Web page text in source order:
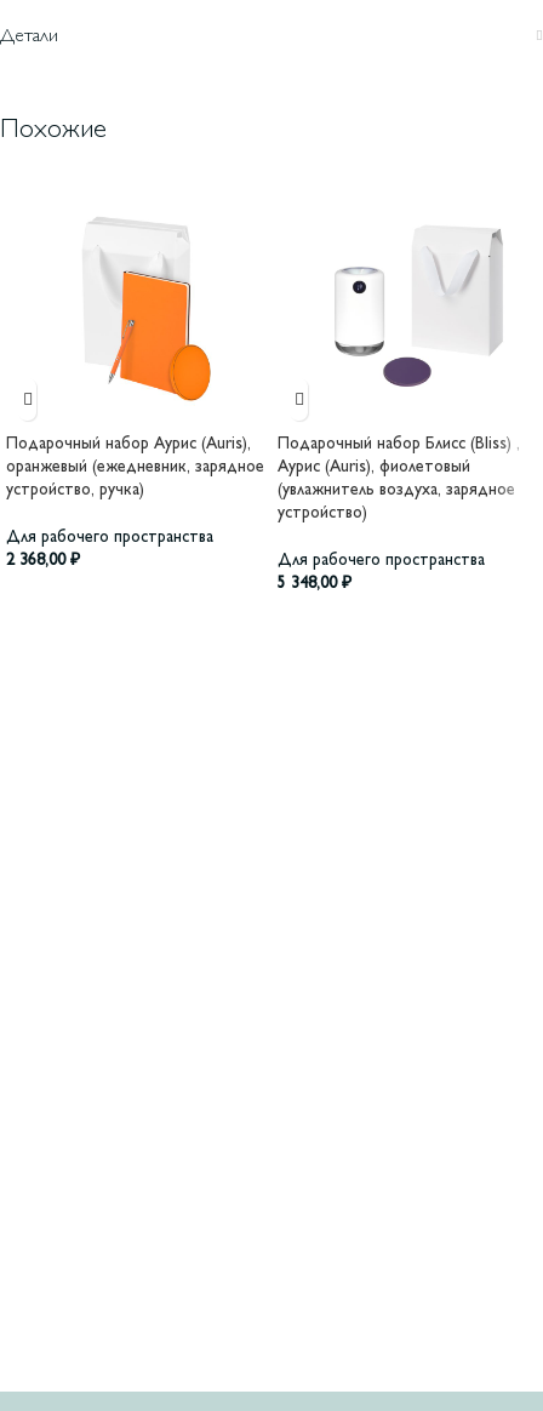
Детали
Похожие
Подарочный набор Аурис (Auris),
оранжевый (ежедневник, зарядное
устройство, ручка)
Для рабочего пространства
2 368,00 ₽
Подарочный набор Блисс (Bliss) ,
Аурис (Auris), фиолетовый
(увлажнитель воздуха, зарядное
устройство)
Для рабочего пространства
5 348,00 ₽